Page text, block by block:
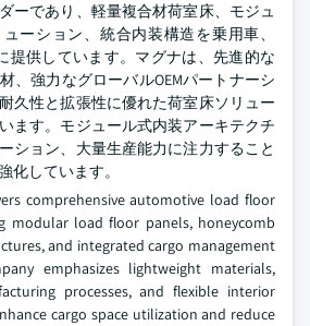
ーであり、軽量複合材荷室床、モジュ
ーション、統合内装構造を乗用車、
提供しています。マグナは、先進的な
、強力なグローバルOEMパートナーシ
久性と拡張性に優れた荷室床ソリュー
ます。モジュール式内装アーキテクチ
ション、大量生産能力に注力すること
化しています。
comprehensive automotive load floor
modular load floor panels, honeycomb
and integrated cargo management
emphasizes lightweight materials,
processes, and flexible interior
cargo space utilization and reduce